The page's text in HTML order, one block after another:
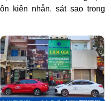
kiên nhẫn, sát sao trong